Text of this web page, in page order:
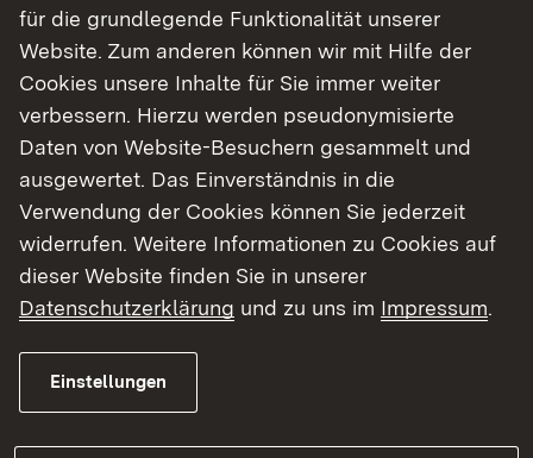
Nachprüfungsantrag
Übermitteln Sie den Nachprüfungsantrag
innerhalb der Frist des § 134 Abs. 2 GWB bitte
der Vergabekammer so rechtzeitig, dass die
Vergabekammer noch die Möglichkeit hat, den
Antrag auf offensichtliche Unzulässigkeit oder
Unbegründetheit zu prüfen. Nur die
Information in Textform an den Auftraggeber
durch die Vergabekammer löst das
für die grundlegende Funktionalität unserer
Website. Zum anderen können wir mit Hilfe der
Cookies unsere Inhalte für Sie immer weiter
verbessern. Hierzu werden pseudonymisierte
Daten von Website-Besuchern gesammelt und
ausgewertet. Das Einverständnis in die
Verwendung der Cookies können Sie jederzeit
widerrufen. Weitere Informationen zu Cookies auf
dieser Website finden Sie in unserer
Datenschutzerklärung und zu uns im Impressum.
Einstellungen